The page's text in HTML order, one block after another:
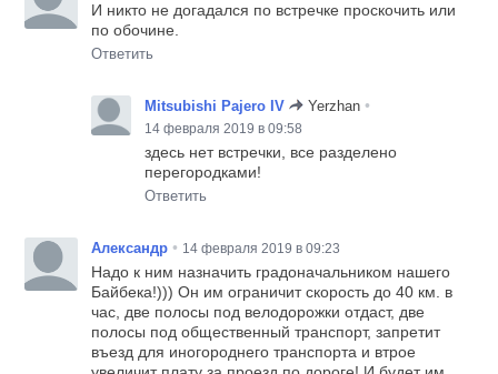
И никто не догадался по встречке проскочить или
по обочине.
Ответить
Mitsubishi Pajero IV Yerzhan •
14 февраля 2019 в 09:58
здесь нет встречки, все разделено
перегородками!
Ответить
Александр • 14 февраля 2019 в 09:23
Надо к ним назначить градоначальником нашего
Байбека!))) Он им ограничит скорость до 40 км. в
час, две полосы под велодорожки отдаст, две
полосы под общественный транспорт, запретит
въезд для иногороднего транспорта и втрое